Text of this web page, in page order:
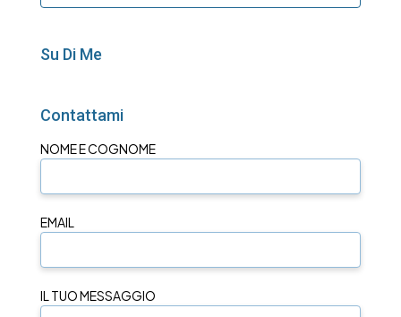
Su Di Me
Contattami
NOME E COGNOME
EMAIL
IL TUO MESSAGGIO